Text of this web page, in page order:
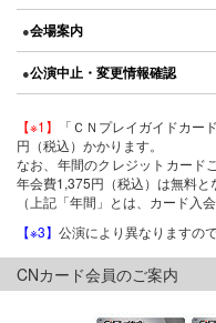
●会場案内
●公演中止・変更情報確認
【※1】
「ＣＮプレイガイドカ
円（税込）かかります。
なお、年間のクレジットカード
年会費1,375円（税込）は無料と
（上記「年間」とは、カード入
【※3】 公演により異なりますの
CNカード会員のご案内